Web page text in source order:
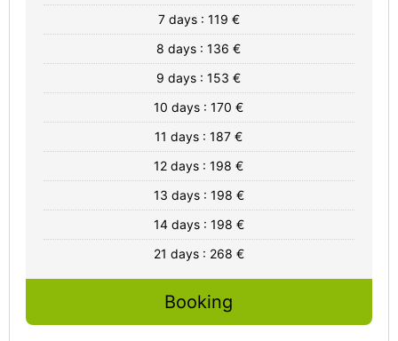
7 days : 119 €
8 days : 136 €
9 days : 153 €
10 days : 170 €
11 days : 187 €
12 days : 198 €
13 days : 198 €
14 days : 198 €
21 days : 268 €
Booking